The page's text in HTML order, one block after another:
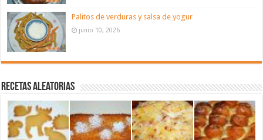
Palitos de verduras y salsa de yogur
junio 10, 2026
Recetas aleatorias